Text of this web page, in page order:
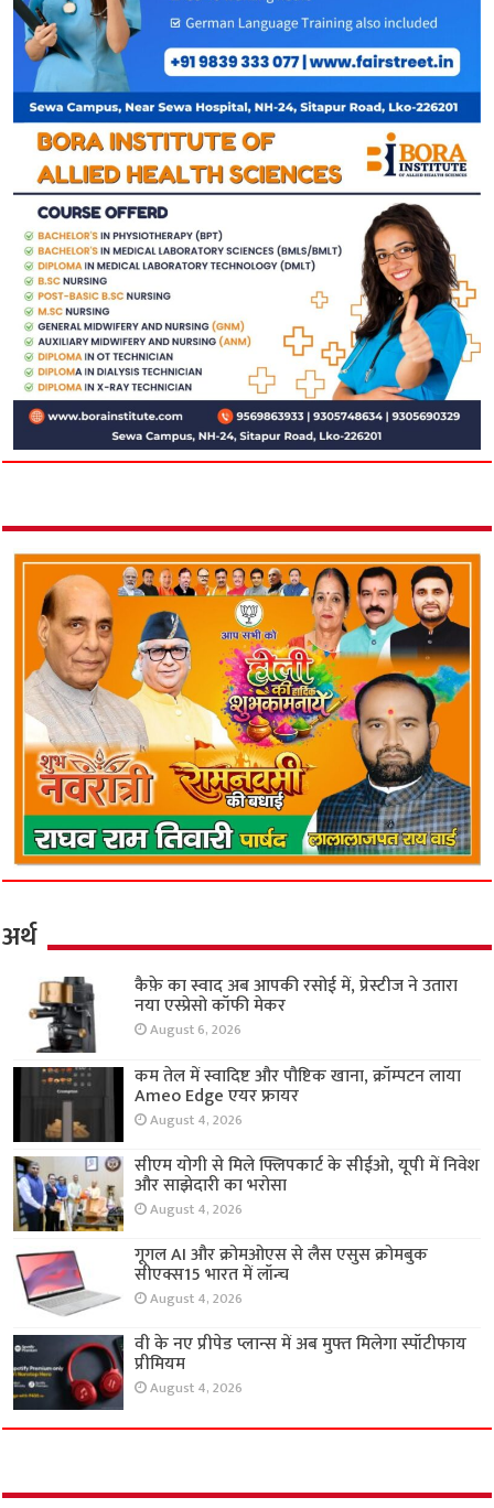
अर्थ
कैफ़े का स्वाद अब आपकी रसोई में, प्रेस्टीज ने उतारा
नया एस्प्रेसो कॉफी मेकर
August 6, 2026
कम तेल में स्वादिष्ट और पौष्टिक खाना, क्रॉम्पटन लाया
Ameo Edge एयर फ्रायर
August 4, 2026
सीएम योगी से मिले फ्लिपकार्ट के सीईओ, यूपी में निवेश
और साझेदारी का भरोसा
August 4, 2026
गूगल AI और क्रोमओएस से लैस एसुस क्रोमबुक
सीएक्स15 भारत में लॉन्च
August 4, 2026
वी के नए प्रीपेड प्लान्स में अब मुफ्त मिलेगा स्पॉटीफाय
प्रीमियम
August 4, 2026